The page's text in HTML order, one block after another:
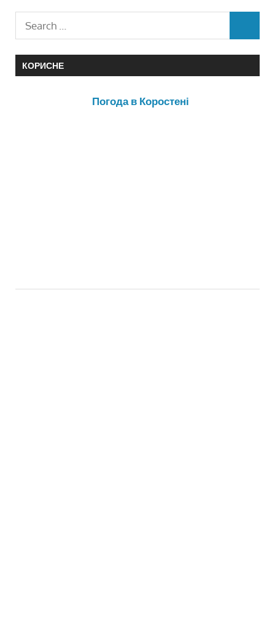
КОРИСНЕ
Погода в Коростені